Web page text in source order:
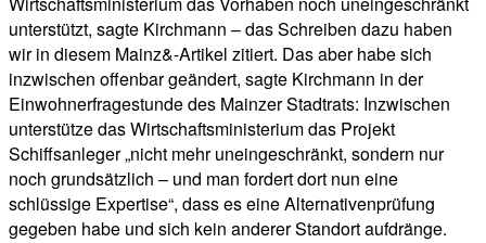
unterstützt, sagte Kirchmann – das Schreiben dazu haben
wir in diesem Mainz&-Artikel zitiert. Das aber habe sich
inzwischen offenbar geändert, sagte Kirchmann in der
Einwohnerfragestunde des Mainzer Stadtrats: Inzwischen
unterstütze das Wirtschaftsministerium das Projekt
Schiffsanleger „nicht mehr uneingeschränkt, sondern nur
noch grundsätzlich – und man fordert dort nun eine
schlüssige Expertise“, dass es eine Alternativenprüfung
gegeben habe und sich kein anderer Standort aufdränge.